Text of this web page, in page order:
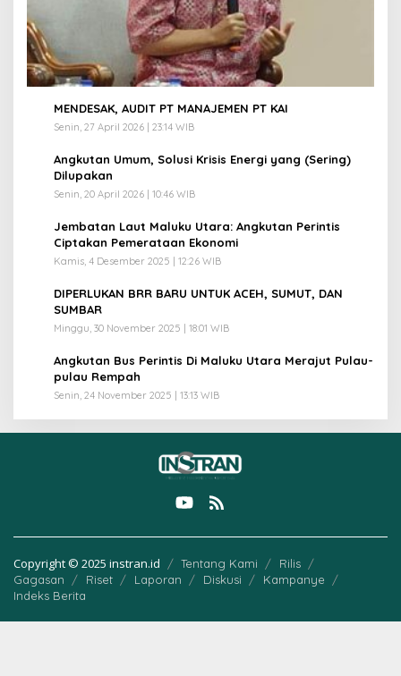
MENDESAK, AUDIT PT MANAJEMEN PT KAI
Senin, 27 April 2026 | 23:14 WIB
Angkutan Umum, Solusi Krisis Energi yang (Sering)
Dilupakan
Senin, 20 April 2026 | 10:46 WIB
Jembatan Laut Maluku Utara: Angkutan Perintis
Ciptakan Pemerataan Ekonomi
Kamis, 4 Desember 2025 | 12:26 WIB
DIPERLUKAN BRR BARU UNTUK ACEH, SUMUT, DAN
SUMBAR
Minggu, 30 November 2025 | 18:01 WIB
Angkutan Bus Perintis Di Maluku Utara Merajut Pulau-
pulau Rempah
Senin, 24 November 2025 | 13:13 WIB
Copyright © 2025 instran.id Tentang Kami
Rilis
Gagasan
Riset Laporan Diskusi
Kampanye
Indeks Berita